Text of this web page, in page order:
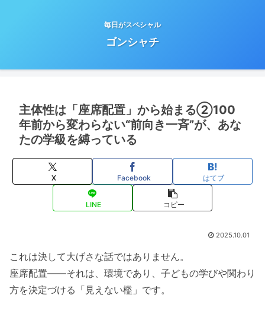
毎日がスペシャル
ゴンシャチ
主体性は「座席配置」から始まる②100
年前から変わらない“前向き一斉”が、あな
たの学級を縛っている
X Facebook はてブ
LINE コピー
2025.10.01
これは決して大げさな話ではありません。
座席配置――それは、環境であり、子どもの学びや関わり
方を決定づける「見えない檻」です。